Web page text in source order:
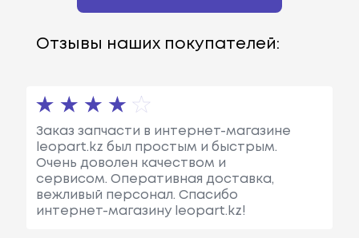
Отзывы наших покупателей:
Заказ запчасти в интернет-магазине
leopart.kz был простым и быстрым.
Очень доволен качеством и
сервисом. Оперативная доставка,
вежливый персонал. Спасибо
интернет-магазину leopart.kz!